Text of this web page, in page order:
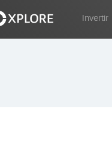
Invertir